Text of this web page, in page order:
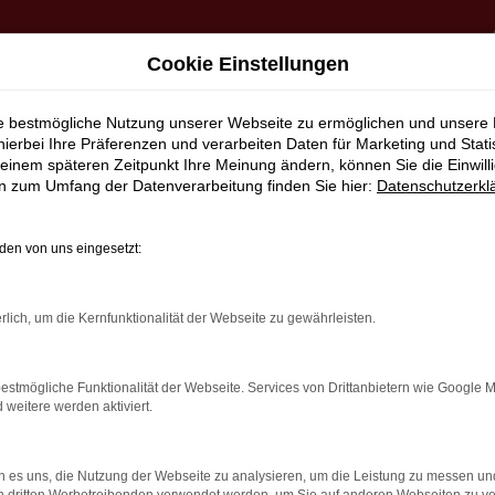
nach Rottweil
kaufen |
FÜR ROTTWEIL
Bei diesem Fahrzeug gehen Vernunftsargumente und
ist die Ausstattung. Unabhängig davon, ob Sie sich
tadelloses Modell. Wir vom Autohaus Daub bieten
Wenn Sie Ihre Mobilität auf den Straßen von
Cookie Einstellungen
bestmögliche Nutzung unserer Webseite zu ermöglichen und unsere
Ihre Präferenzen und verarbeiten Daten für Marketing und
späteren Zeitpunkt Ihre Meinung ändern, können Sie die
zum Umfang der Datenverarbeitung finden Sie hier:
von uns eingesetzt:
um die Kernfunktionalität der Webseite zu gewährleisten.
Funktionalität der Webseite. Services von Drittanbietern wie Google
weitere werden aktiviert.
es uns, die Nutzung der Webseite zu analysieren, um die Leistung zu messen